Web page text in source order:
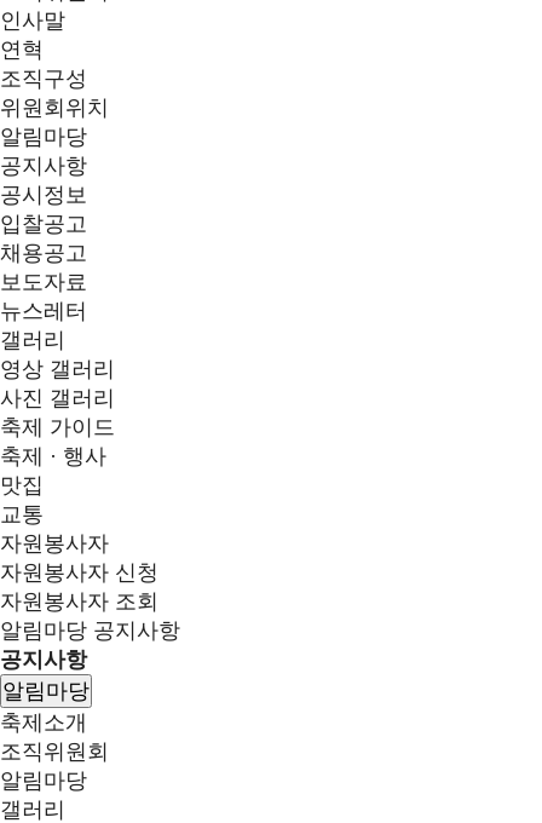
인사말
연혁
조직구성
위원회위치
알림마당
공지사항
공시정보
입찰공고
채용공고
보도자료
뉴스레터
갤러리
영상 갤러리
사진 갤러리
축제 가이드
축제 · 행사
맛집
교통
자원봉사자
자원봉사자 신청
자원봉사자 조회
알림마당 공지사항
공지사항
알림마당
축제소개
조직위원회
알림마당
갤러리